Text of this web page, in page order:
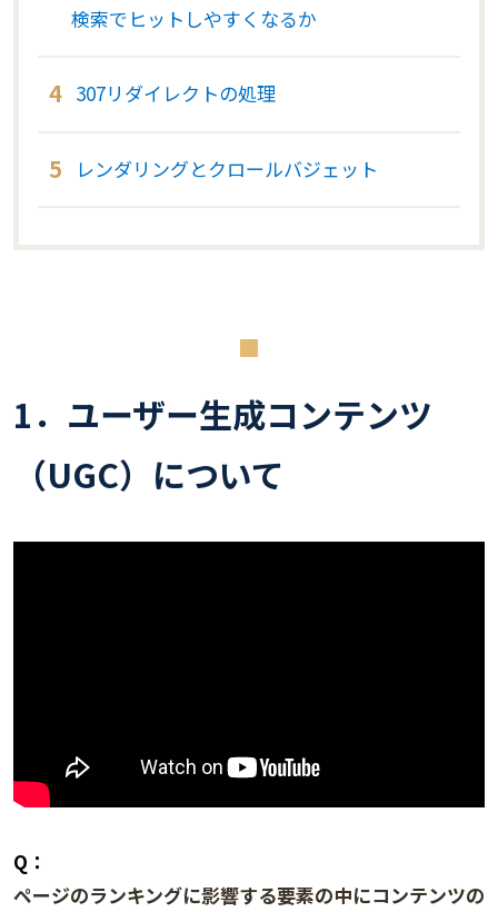
検索でヒットしやすくなるか
307リダイレクトの処理
レンダリングとクロールバジェット
1．ユーザー生成コンテンツ
（UGC）について
Q：
ページのランキングに影響する要素の中にコンテンツの